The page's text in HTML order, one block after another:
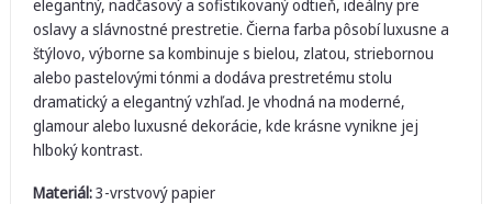
elegantný, nadčasový a sofistikovaný odtieň, ideálny pre
oslavy a slávnostné prestretie. Čierna farba pôsobí luxusne a
štýlovo, výborne sa kombinuje s bielou, zlatou, striebornou
alebo pastelovými tónmi a dodáva prestretému stolu
dramatický a elegantný vzhľad. Je vhodná na moderné,
glamour alebo luxusné dekorácie, kde krásne vynikne jej
hlboký kontrast.
Materiál:3-vrstvový papier